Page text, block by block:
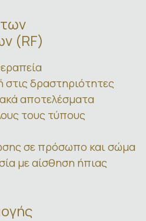
(RF)
δραστηριότητες
αποτελέσματα
τους τύπους
σε πρόσωπο και σώμα
με αίσθηση ήπιας